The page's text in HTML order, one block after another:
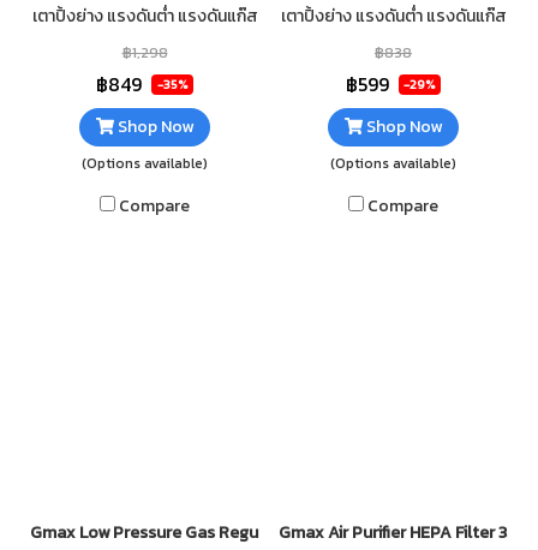
เตาปิ้งย่าง แรงดันต่ำ แรงดันแก๊ส
ขาเข้า 700 kPa แรงดันแก๊สขา
ออก 4.5 kPa ปริมาณการไหลของ
แรงดัน Q = 2 Kg/hr
฿1,298
฿849 -35%
Shop Now
(Options available)
Compare
เตาปิ้งย่าง แรงดันต่ำ แรงดันแก๊ส
ขาเข้า 700 kPa แรงดันแก๊สขา
ออก 4.5 kPa ปริมาณการไหลของ
แรงดัน Q = 2 Kg/hr
฿838
฿599 -29%
Shop Now
(Options available)
Compare
Gmax Low Pressure Gas Regulator VLP-889AGmax Air Purifier HEPA Filter 35